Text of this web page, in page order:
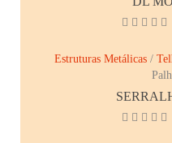
Estruturas Metálicas /